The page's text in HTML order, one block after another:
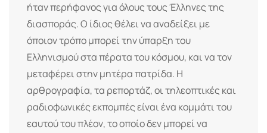
ήταν περήφανος για όλους τους Έλληνες της
διασποράς. Ο ίδιος θέλει να αναδείξει με
όποιον τρόπο μπορεί την ύπαρξη του
Ελληνισμού στα πέρατα του κόσμου, και να τον
μεταφέρει στην μητέρα πατρίδα. Η
αρθρογραφία, τα ρεπορτάζ, οι τηλεοπτικές και
ραδιοφωνικές εκπομπές είναι ένα κομμάτι του
εαυτού του πλέον, το οποίο δεν μπορεί να